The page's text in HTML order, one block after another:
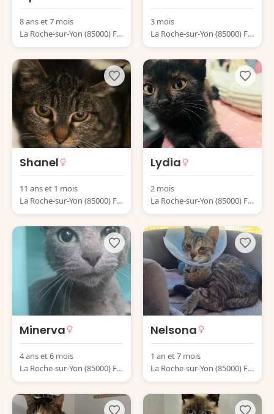
8 ans et 7 mois
La Roche-sur-Yon (85000) Fr
ance
3 mois
La Roche-sur-Yon (85000) Fr
ance
Shanel
11 ans et 1 mois
La Roche-sur-Yon (85000) Fr
ance
Lydia
2 mois
La Roche-sur-Yon (85000) Fr
ance
Minerva
4 ans et 6 mois
La Roche-sur-Yon (85000) Fr
ance
Nelsona
1 an et 7 mois
La Roche-sur-Yon (85000) Fr
ance